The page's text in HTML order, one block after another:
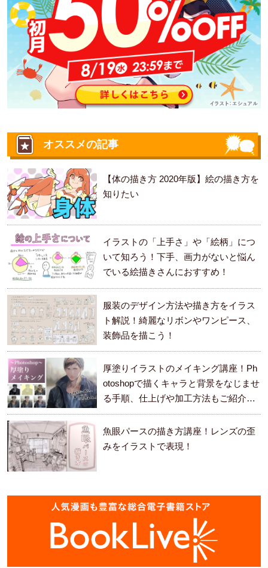
オススメの記事
【体の描き方 2020年版】絵の描き方を
知りたい
イラストの「上手さ」や「絵柄」につ
いて知ろう！下手、画力がないと悩ん
でいる絵描きさんにおすすめ！
服装のデザイン方法や描き方をイラス
ト解説！綺麗なリボンやワンピース、
装飾品を描こう！
厚塗りイラストのメイキング講座！Ph
otoshopで描くキャラと背景をなじませ
る手順、仕上げや加工方法もご紹介し
ます。
魚眼パースの描き方講座！レンズの歪
みをイラストで表現！